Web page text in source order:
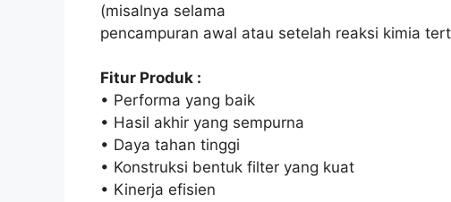
(misalnya selama
pencampuran awal atau setelah reaksi kimia
Fitur Produk :
• Performa yang baik
• Hasil akhir yang sempurna
• Daya tahan tinggi
• Konstruksi bentuk filter yang kuat
• Kinerja efisien